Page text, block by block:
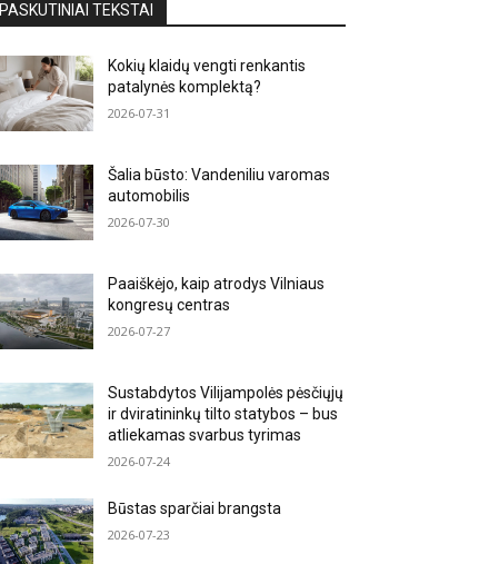
PASKUTINIAI TEKSTAI
Kokių klaidų vengti renkantis
patalynės komplektą?
2026-07-31
Šalia būsto: Vandeniliu varomas
automobilis
2026-07-30
Paaiškėjo, kaip atrodys Vilniaus
kongresų centras
2026-07-27
Sustabdytos Vilijampolės pėsčiųjų
ir dviratininkų tilto statybos – bus
atliekamas svarbus tyrimas
2026-07-24
Būstas sparčiai brangsta
2026-07-23